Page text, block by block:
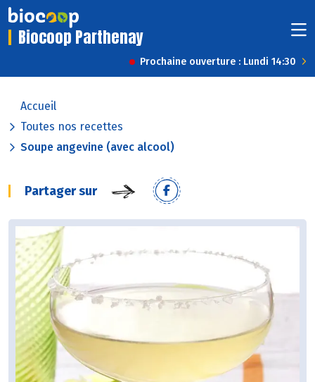
Biocoop Parthenay
Prochaine ouverture : Lundi 14:30
Accueil
Toutes nos recettes
Soupe angevine (avec alcool)
Partager sur